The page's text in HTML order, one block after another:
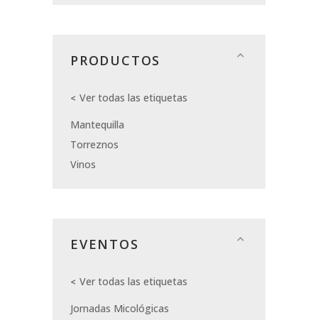
PRODUCTOS
Ver todas las etiquetas
Mantequilla
Torreznos
Vinos
EVENTOS
Ver todas las etiquetas
Jornadas Micológicas